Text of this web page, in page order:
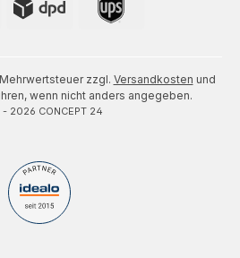
zzgl. Versandkosten und
wenn nicht anders angegeben.
- 2026 CONCEPT 24